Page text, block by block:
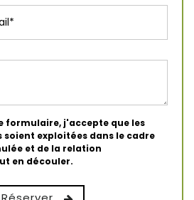
formulaire, j'accepte que les
exploitées dans le cadre
et de la relation
en découler.